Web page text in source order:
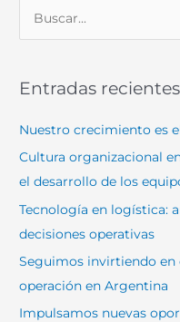
c
r
:
Entradas recientes
Nuestro crecimiento es
Cultura organizacional
el desarrollo de los
Tecnología en logística:
decisiones operativas
Seguimos invirtiendo en
operación en Argentina
Impulsamos nuevas